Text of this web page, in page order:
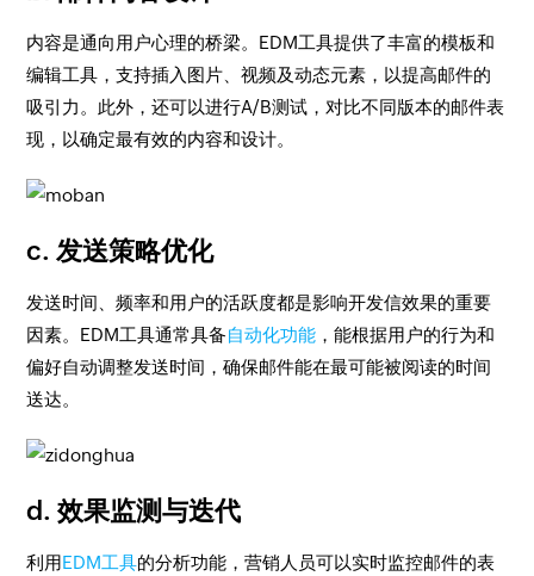
内容是通向用户心理的桥梁。EDM工具提供了丰富的模板和
编辑工具，支持插入图片、视频及动态元素，以提高邮件的
吸引力。此外，还可以进行A/B测试，对比不同版本的邮件表
现，以确定最有效的内容和设计。
c. 发送策略优化
发送时间、频率和用户的活跃度都是影响开发信效果的重要
因素。EDM工具通常具备自动化功能 ，能根据用户的行为和
偏好自动调整发送时间，确保邮件能在最可能被阅读的时间
送达。
d. 效果监测与迭代
利用EDM工具的分析功能，营销人员可以实时监控邮件的表